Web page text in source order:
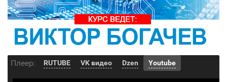
Плеер: RUTUBE VK видео Dzen Youtube